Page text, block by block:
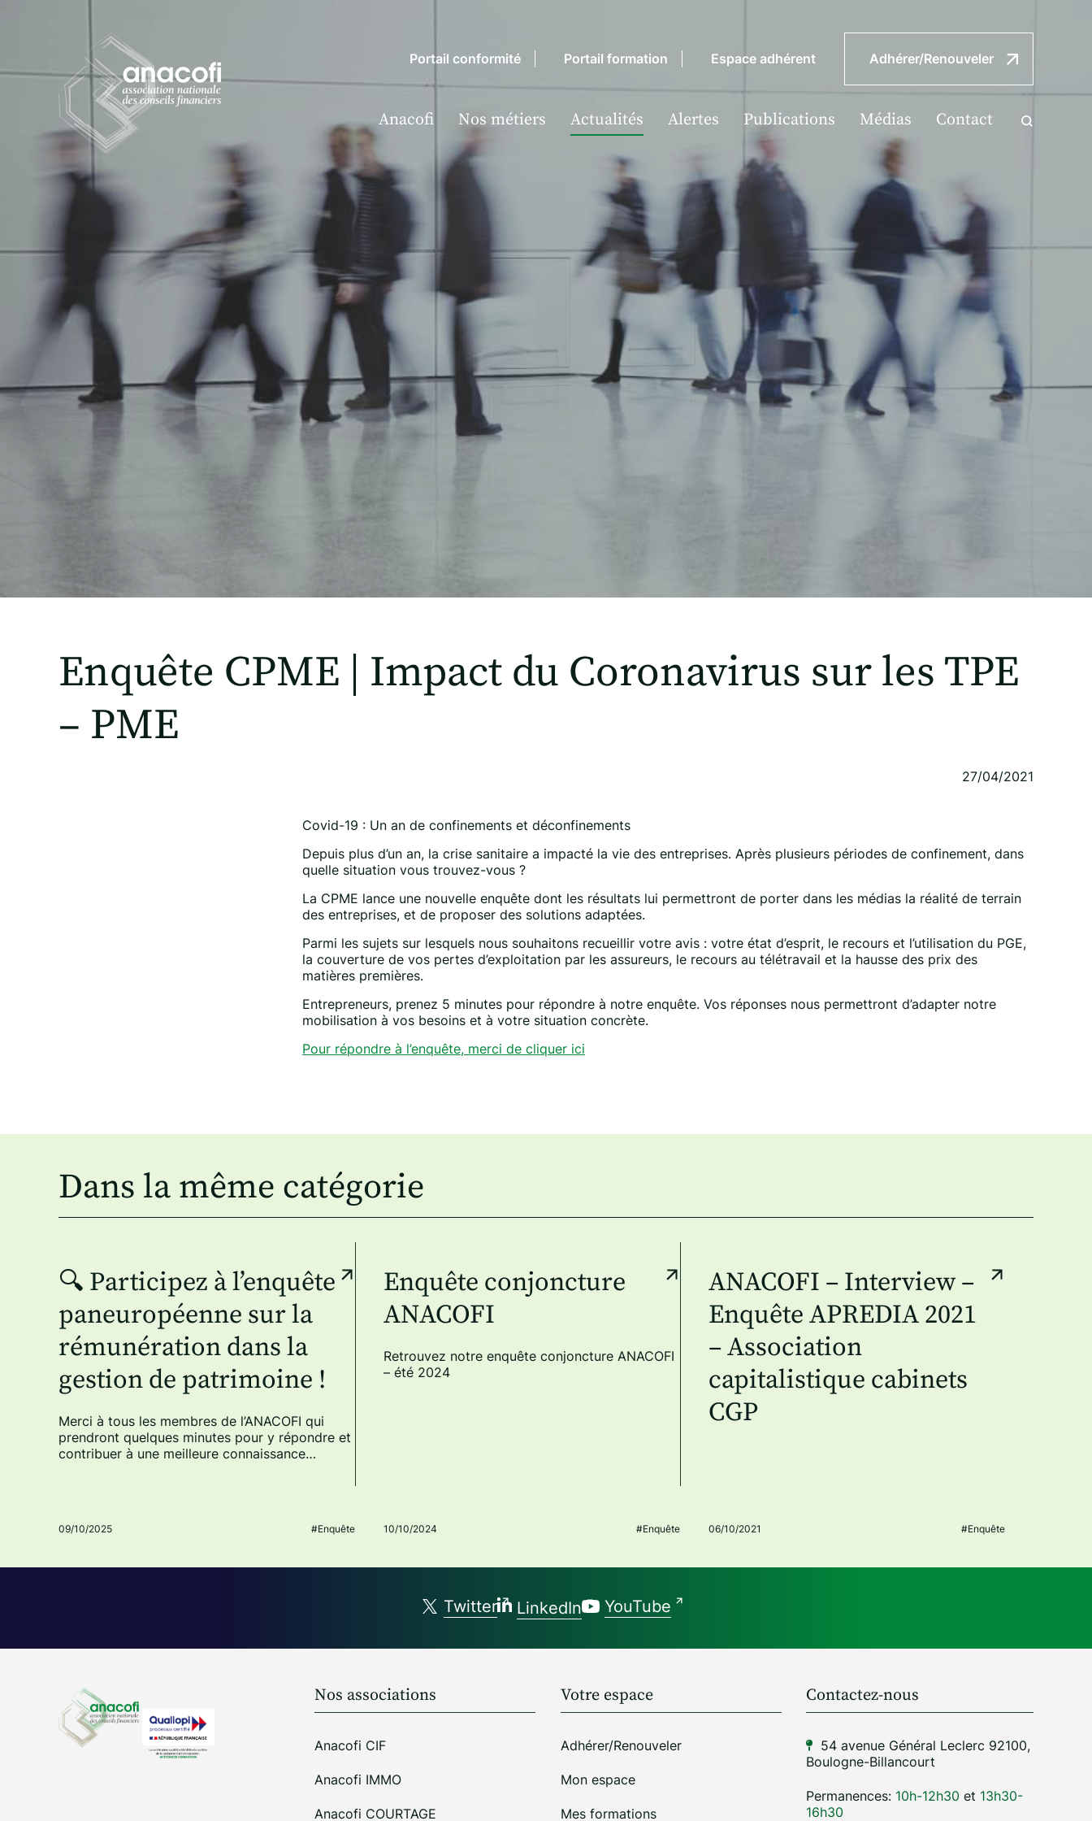
Portail conformité Portail formation Espace adhérent Adhérer/Renouveler
Anacofi Nos métiers Actualités Alertes Publications Médias Contact
Enquête CPME | Impact du Coronavirus sur les TPE
– PME
27/04/2021
Covid-19 : Un an de confinements et déconfinements
Depuis plus d’un an, la crise sanitaire a impacté la vie des entreprises. Après plusieurs périodes de confinement, dans
quelle situation vous trouvez-vous ?
La CPME lance une nouvelle enquête dont les résultats lui permettront de porter dans les médias la réalité de terrain
des entreprises, et de proposer des solutions adaptées.
Parmi les sujets sur lesquels nous souhaitons recueillir votre avis : votre état d’esprit, le recours et l’utilisation du PGE,
la couverture de vos pertes d’exploitation par les assureurs, le recours au télétravail et la hausse des prix des
matières premières.
Entrepreneurs, prenez 5 minutes pour répondre à notre enquête. Vos réponses nous permettront d’adapter notre
mobilisation à vos besoins et à votre situation concrète.
Pour répondre à l’enquête, merci de cliquer ici
Dans la même catégorie
🔍 Participez à l’enquête
paneuropéenne sur la
rémunération dans la
gestion de patrimoine !
Merci à tous les membres de l’ANACOFI qui
prendront quelques minutes pour y répondre et
contribuer à une meilleure connaissance…
09/10/2025 #Enquête
Enquête conjoncture
ANACOFI
Retrouvez notre enquête conjoncture ANACOFI
– été 2024
10/10/2024 #Enquête
ANACOFI – Interview –
Enquête APREDIA 2021
– Association
capitalistique cabinets
CGP
06/10/2021 #Enquête
Twitter LinkedIn YouTube
Nos associations
Anacofi CIF
Anacofi IMMO
Anacofi COURTAGE
Votre espace
Adhérer/Renouveler
Mon espace
Mes formations
Contactez-nous
54 avenue Général Leclerc 92100,
Boulogne-Billancourt
Permanences: 10h-12h30 et 13h30-
16h30